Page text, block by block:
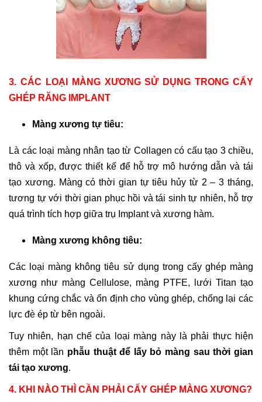
3. CÁC LOẠI MÀNG XƯƠNG SỬ DỤNG TRONG CẤY
GHÉP RĂNG IMPLANT
Màng xương tự tiêu:
Là các loại màng nhân tạo từ Collagen có cấu tạo 3 chiều,
thô và xốp, được thiết kế để hỗ trợ mô hướng dẫn và tái
tạo xương. Màng có thời gian tự tiêu hủy từ 2 – 3 tháng,
tương tự với thời gian phục hồi và tái sinh tự nhiên, hỗ trợ
quá trình tích hợp giữa trụ Implant và xương hàm.
Màng xương không tiêu:
Các loại màng không tiêu sử dụng trong cấy ghép màng
xương như màng Cellulose, màng PTFE, lưới Titan tạo
khung cứng chắc và ổn định cho vùng ghép, chống lại các
lực đè ép từ bên ngoài.
Tuy nhiên, hạn chế của loại màng này là phải thực hiện
thêm một lần phẫu thuật để lấy bỏ màng sau thời gian
tái tạo xương.
4. KHI NÀO THÌ CẦN PHẢI CẤY GHÉP MÀNG XƯƠNG?